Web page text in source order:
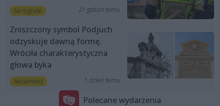
Na sygnale 21 godzin temu
Zniszczony symbol Podjuch
odzyskuje dawną formę.
Wróciła charakterystyczna
głowa byka
Aktualności 1 dzień temu
Polecane wydarzenia